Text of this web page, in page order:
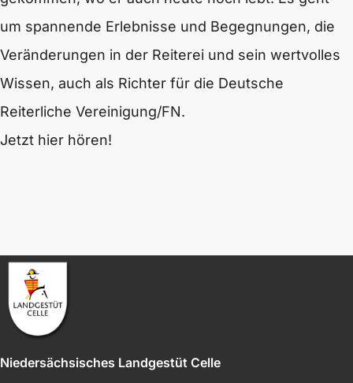
um spannende Erlebnisse und Begegnungen, die
Veränderungen in der Reiterei und sein wertvolles
Wissen, auch als Richter für die Deutsche
Reiterliche Vereinigung/FN.
Jetzt hier hören!
Niedersächsisches Landgestüt Celle